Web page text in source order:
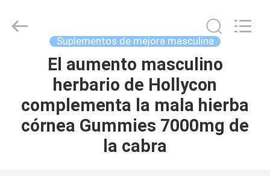
INICIO
PRODUCTOS
Suplementos de mejora masculina
El aumento masculino
herbario de Hollycon
complementa la mala hierba
córnea Gummies 7000mg de
la cabra